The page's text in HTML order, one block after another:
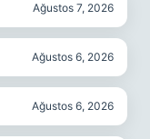
Ağustos 7, 2026
Ağustos 6, 2026
Ağustos 6, 2026